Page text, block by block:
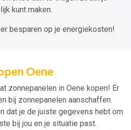
kunt maken.
besparen op je energiekosten!
Oene
zonnepanelen in Oene kopen! Er
bij zonnepanelen aanschaffen.
dat je de juiste gegevens hebt om
bij jou en je situatie past.